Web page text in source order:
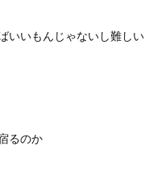
いいもんじゃないし難しい
るのか